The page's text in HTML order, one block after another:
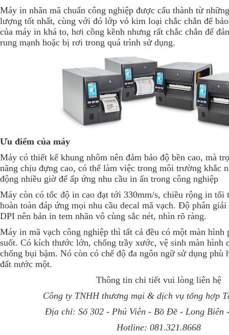
Máy in nhãn mã chuẩn công nghiệp được cấu thành từ
lượng tốt nhất, cùng với đó lớp vỏ kim loại chắc chắn để
của máy in khá to, hơi cồng kềnh nhưng rất chắc chắn để
rung mạnh hoặc bị rơi trong quá trình sử dụng.
Ưu điểm của máy
Máy có thiết kế khung nhôm nên đảm bảo độ bền cao, mà
năng chịu đựng cao, có thể làm việc trong môi trường khắc
động nhiều giờ để ấp ứng nhu cầu in ấn trong công nghiệp
Máy còn có tốc độ in cao đạt tới 330mm/s, chiều rộng in tối
hoàn toàn đáp ứng mọi nhu cầu decal mã vạch. Độ phân
DPI nên bản in tem nhãn vô cùng sắc nét, nhìn rõ ràng.
Máy in mã vạch công nghiệp thì tất cả đều có một màn
suốt. Có kích thước lớn, chống trầy xước, vệ sinh màn hình
chống bụi bặm. Nó còn có chế độ đa ngôn ngữ sử dụng
đất nước một.
Thông tin chi tiết vui lòng liên hệ
Công ty TNHH thương mại & dịch vụ tổng hợp
Địa chỉ: Số 302 - Phú Viên - Bồ Đề - Long Biên
Hotline: 081.321.8668